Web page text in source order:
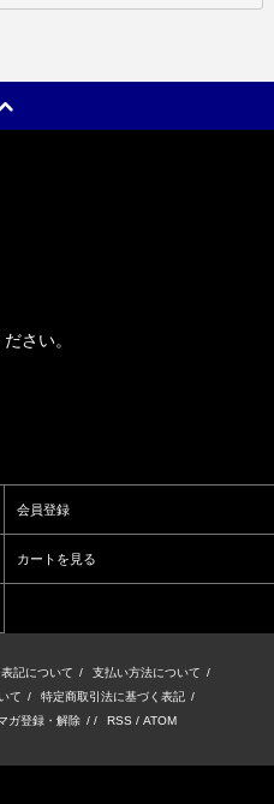
さい。
会員登録
カートを見る
記について / 支払い方法について /
て / 特定商取引法に基づく表記 /
ガ登録・解除 / / RSS / ATOM